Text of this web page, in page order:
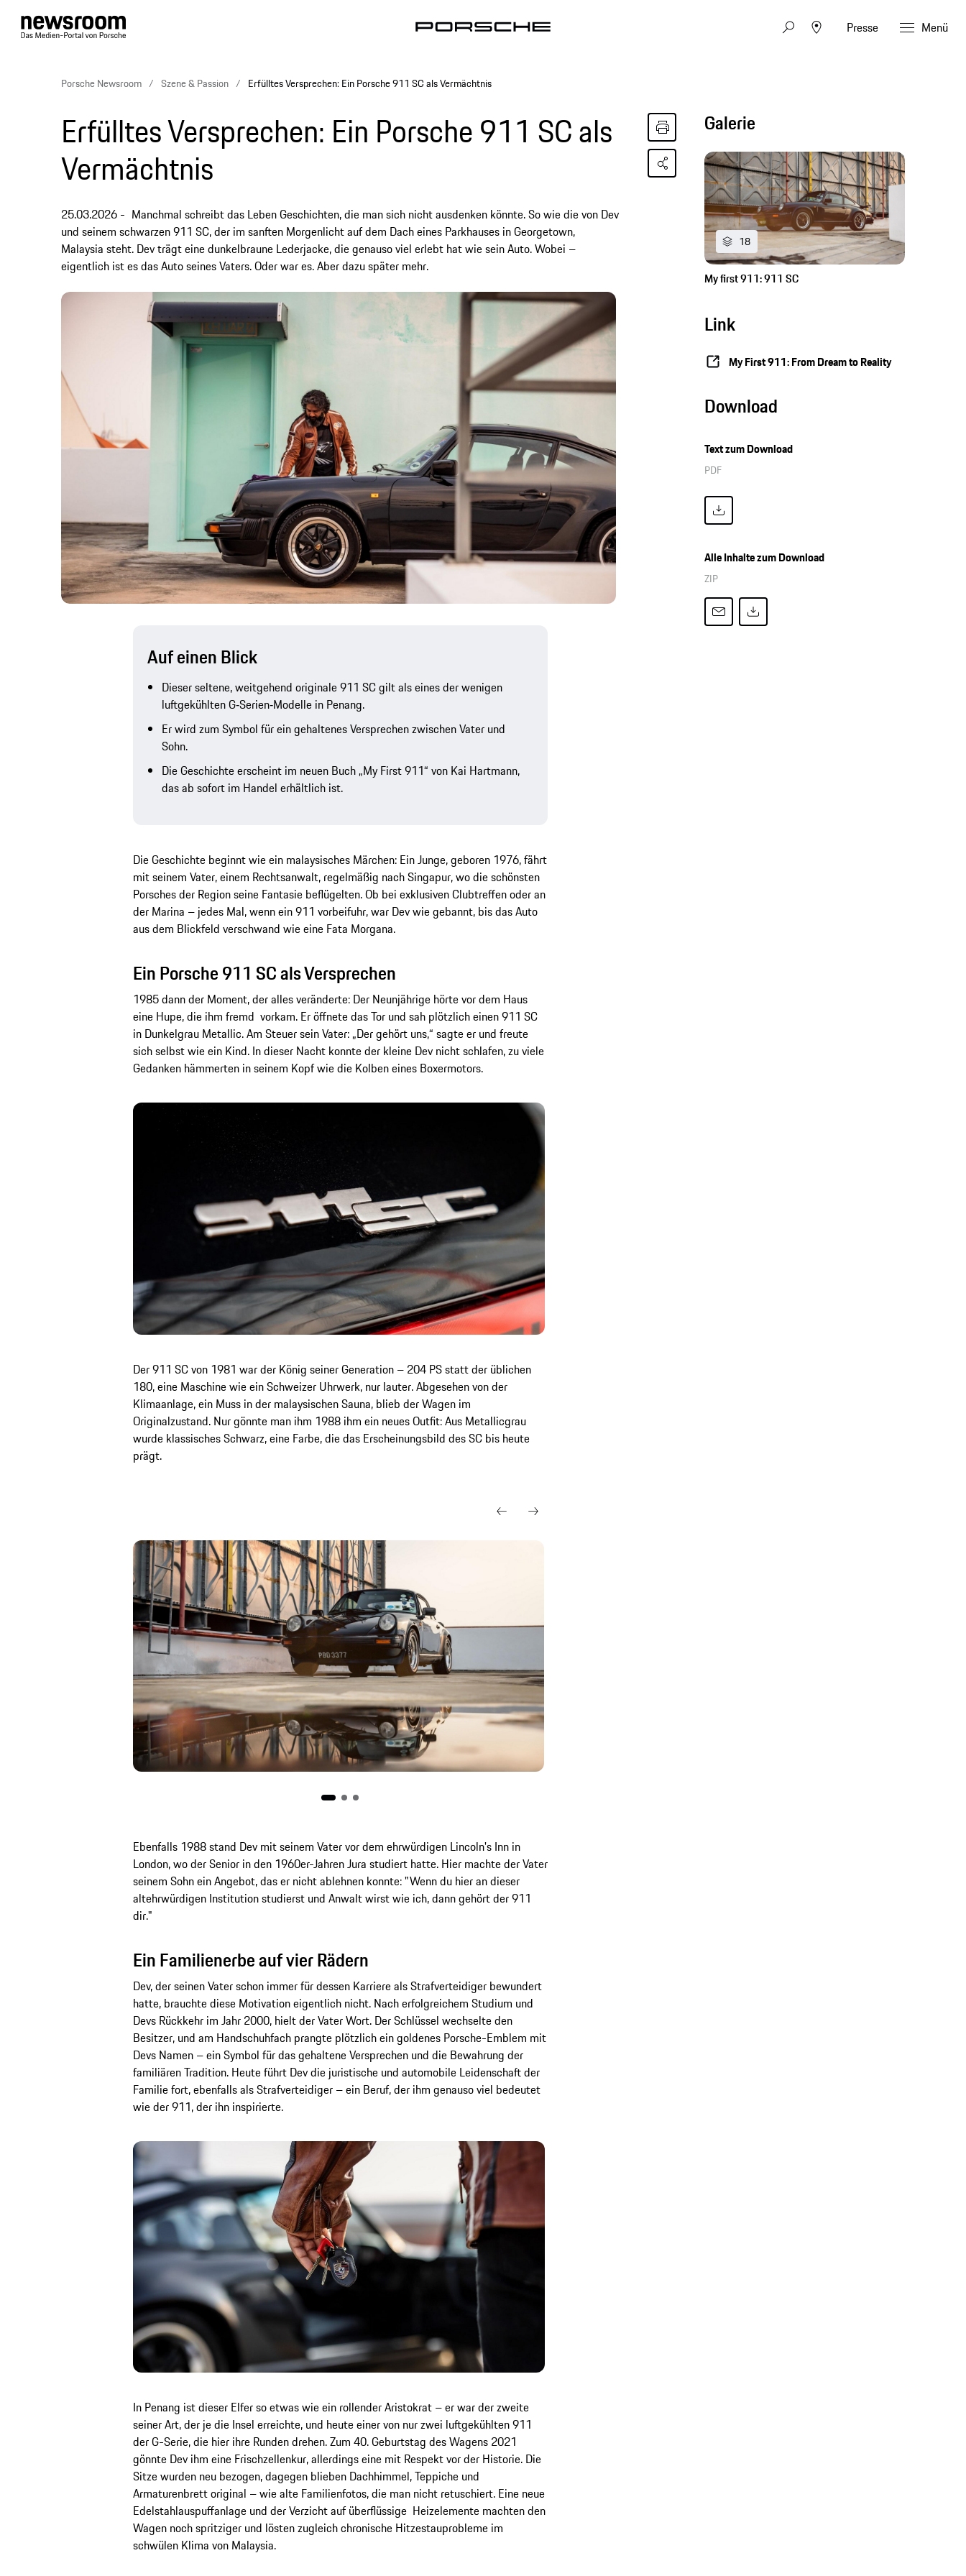
Presse Menü
Porsche Newsroom Szene & Passion Erfülltes Versprechen: Ein Porsche 911 SC als Vermächtnis
Erfülltes Versprechen: Ein Porsche 911 SC als
Vermächtnis
25.03.2026
Manchmal schreibt das Leben Geschichten, die man sich nicht ausdenken könnte. So wie die von Dev
und seinem schwarzen 911 SC, der im sanften Morgenlicht auf dem Dach eines Parkhauses in Georgetown,
Malaysia steht. Dev trägt eine dunkelbraune Lederjacke, die genauso viel erlebt hat wie sein Auto. Wobei –
eigentlich ist es das Auto seines Vaters. Oder war es. Aber dazu später mehr.
Auf einen Blick
Dieser seltene, weitgehend originale 911 SC gilt als eines der wenigen
luftgekühlten G‑Serien‑Modelle in Penang.
Er wird zum Symbol für ein gehaltenes Versprechen zwischen Vater und
Sohn.
Die Geschichte erscheint im neuen Buch „My First 911“ von Kai Hartmann,
das ab sofort im Handel erhältlich ist.
Die Geschichte beginnt wie ein malaysisches Märchen: Ein Junge, geboren 1976, fährt
mit seinem Vater, einem Rechtsanwalt, regelmäßig nach Singapur, wo die schönsten
Porsches der Region seine Fantasie beflügelten. Ob bei exklusiven Clubtreffen oder an
der Marina – jedes Mal, wenn ein 911 vorbeifuhr, war Dev wie gebannt, bis das Auto
aus dem Blickfeld verschwand wie eine Fata Morgana.
Ein Porsche 911 SC als Versprechen
1985 dann der Moment, der alles veränderte: Der Neunjährige hörte vor dem Haus
eine Hupe, die ihm fremd vorkam. Er öffnete das Tor und sah plötzlich einen 911 SC
in Dunkelgrau Metallic. Am Steuer sein Vater: „Der gehört uns,“ sagte er und freute
sich selbst wie ein Kind. In dieser Nacht konnte der kleine Dev nicht schlafen, zu viele
Gedanken hämmerten in seinem Kopf wie die Kolben eines Boxermotors.
Der 911 SC von 1981 war der König seiner Generation – 204 PS statt der üblichen
180, eine Maschine wie ein Schweizer Uhrwerk, nur lauter. Abgesehen von der
Klimaanlage, ein Muss in der malaysischen Sauna, blieb der Wagen im
Originalzustand. Nur gönnte man ihm 1988 ihm ein neues Outfit: Aus Metallicgrau
wurde klassisches Schwarz, eine Farbe, die das Erscheinungsbild des SC bis heute
prägt.
Ebenfalls 1988 stand Dev mit seinem Vater vor dem ehrwürdigen Lincoln's Inn in
London, wo der Senior in den 1960er-Jahren Jura studiert hatte. Hier machte der Vater
seinem Sohn ein Angebot, das er nicht ablehnen konnte: "Wenn du hier an dieser
altehrwürdigen Institution studierst und Anwalt wirst wie ich, dann gehört der 911
dir."
Ein Familienerbe auf vier Rädern
Dev, der seinen Vater schon immer für dessen Karriere als Strafverteidiger bewundert
hatte, brauchte diese Motivation eigentlich nicht. Nach erfolgreichem Studium und
Devs Rückkehr im Jahr 2000, hielt der Vater Wort. Der Schlüssel wechselte den
Besitzer, und am Handschuhfach prangte plötzlich ein goldenes Porsche-Emblem mit
Devs Namen – ein Symbol für das gehaltene Versprechen und die Bewahrung der
familiären Tradition. Heute führt Dev die juristische und automobile Leidenschaft der
Familie fort, ebenfalls als Strafverteidiger – ein Beruf, der ihm genauso viel bedeutet
wie der 911, der ihn inspirierte.
In Penang ist dieser Elfer so etwas wie ein rollender Aristokrat – er war der zweite
seiner Art, der je die Insel erreichte, und heute einer von nur zwei luftgekühlten 911
der G-Serie, die hier ihre Runden drehen. Zum 40. Geburtstag des Wagens 2021
gönnte Dev ihm eine Frischzellenkur, allerdings eine mit Respekt vor der Historie. Die
Sitze wurden neu bezogen, dagegen blieben Dachhimmel, Teppiche und
Armaturenbrett original – wie alte Familienfotos, die man nicht retuschiert. Eine neue
Edelstahlauspuffanlage und der Verzicht auf überflüssige Heizelemente machten den
Wagen noch spritziger und lösten zugleich chronische Hitzestauprobleme im
schwülen Klima von Malaysia.
Galerie
18
My first 911: 911 SC
Link
My First 911: From Dream to Reality
Download
Text zum Download
PDF
Alle Inhalte zum Download
ZIP